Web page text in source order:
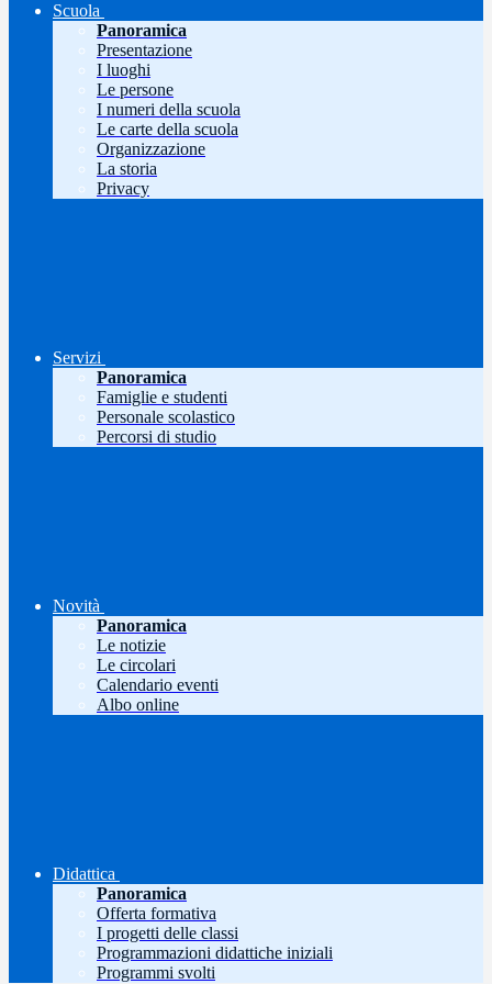
Scuola
Panoramica
Presentazione
I luoghi
Le persone
I numeri della scuola
Le carte della scuola
Organizzazione
La storia
Privacy
Servizi
Panoramica
Famiglie e studenti
Personale scolastico
Percorsi di studio
Novità
Panoramica
Le notizie
Le circolari
Calendario eventi
Albo online
Didattica
Panoramica
Offerta formativa
I progetti delle classi
Programmazioni didattiche iniziali
Programmi svolti